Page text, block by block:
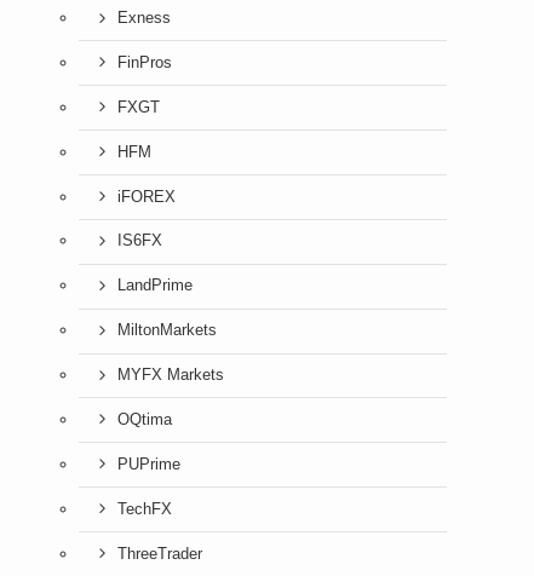
Exness
FinPros
FXGT
HFM
iFOREX
IS6FX
LandPrime
MiltonMarkets
MYFX Markets
OQtima
PUPrime
TechFX
ThreeTrader